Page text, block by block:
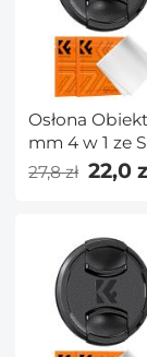
Osłona
mm 4 w 1 ze
Zgubieniu,
Obiektywami
Aparatów
Canon, Sony i
27,8 zł 22,0